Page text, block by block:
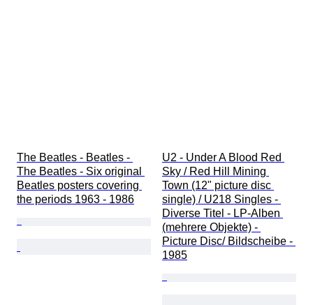
The Beatles - Beatles -
The Beatles - Six original
Beatles posters covering
the periods 1963 - 1986
U2 - Under A Blood Red
Sky / Red Hill Mining
Town (12" picture disc
single) / U218 Singles -
Diverse Titel - LP-Alben
(mehrere Objekte) -
Picture Disc/ Bildscheibe -
1985